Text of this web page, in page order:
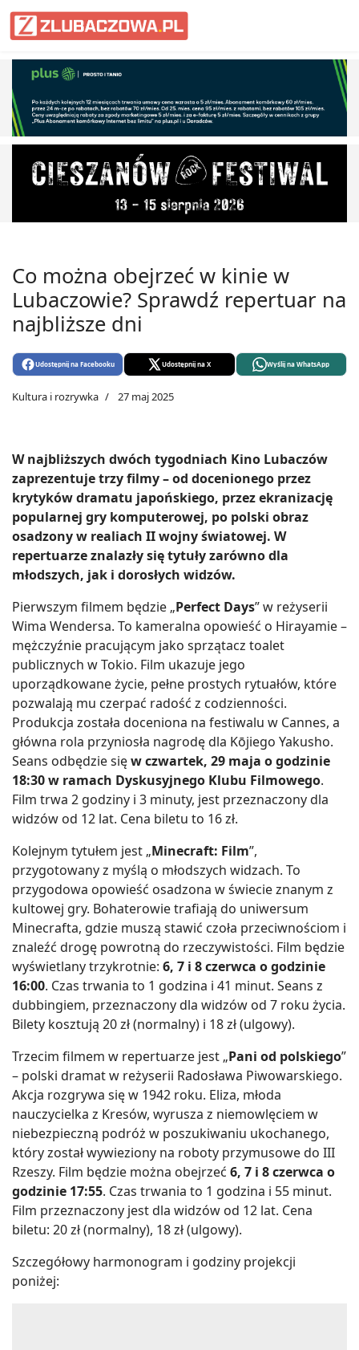
Informacje Lubaczów, powiat
Co można obejrzeć w kinie w
Lubaczowie? Sprawdź repertuar na
najbliższe dni
Udostępnij na Facebooku Udostępnij na X Wyślij na WhatsApp
Kultura i rozrywka 27 maj 2025
W najbliższych dwóch tygodniach Kino Lubaczów
zaprezentuje trzy filmy – od docenionego przez
krytyków dramatu japońskiego, przez ekranizację
popularnej gry komputerowej, po polski obraz
osadzony w realiach II wojny światowej. W
repertuarze znalazły się tytuły zarówno dla
młodszych, jak i dorosłych widzów.
Pierwszym filmem będzie „Perfect Days” w reżyserii
Wima Wendersa. To kameralna opowieść o Hirayamie –
mężczyźnie pracującym jako sprzątacz toalet
publicznych w Tokio. Film ukazuje jego
uporządkowane życie, pełne prostych rytuałów, które
pozwalają mu czerpać radość z codzienności.
Produkcja została doceniona na festiwalu w Cannes, a
główna rola przyniosła nagrodę dla Kōjiego Yakusho.
Seans odbędzie sięw czwartek, 29 maja o godzinie
18:30 w ramach Dyskusyjnego Klubu Filmowego.
Film trwa 2 godziny i 3 minuty, jest przeznaczony dla
widzów od 12 lat. Cena biletu to 16 zł.
Kolejnym tytułem jest „Minecraft: Film”,
przygotowany z myślą o młodszych widzach. To
przygodowa opowieść osadzona w świecie znanym z
kultowej gry. Bohaterowie trafiają do uniwersum
Minecrafta, gdzie muszą stawić czoła przeciwnościom i
znaleźć drogę powrotną do rzeczywistości. Film będzie
wyświetlany trzykrotnie: 6, 7 i 8 czerwca o godzinie
16:00. Czas trwania to 1 godzina i 41 minut. Seans z
dubbingiem, przeznaczony dla widzów od 7 roku życia.
Bilety kosztują 20 zł (normalny) i 18 zł (ulgowy).
Trzecim filmem w repertuarze jest „Pani od polskiego”
– polski dramat w reżyserii Radosława Piwowarskiego.
Akcja rozgrywa się w 1942 roku. Eliza, młoda
nauczycielka z Kresów, wyrusza z niemowlęciem w
niebezpieczną podróż w poszukiwaniu ukochanego,
który został wywieziony na roboty przymusowe do III
Rzeszy. Film będzie można obejrzeć 6, 7 i 8 czerwca o
godzinie 17:55. Czas trwania to 1 godzina i 55 minut.
Film przeznaczony jest dla widzów od 12 lat. Cena
biletu: 20 zł (normalny), 18 zł (ulgowy).
Szczegółowy harmonogram i godziny projekcji
poniżej: